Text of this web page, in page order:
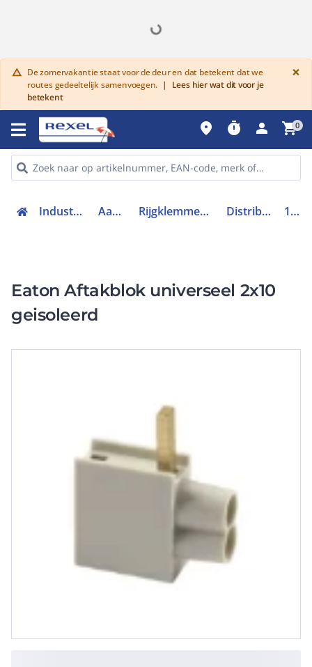
warning De zomervakantie staat voor de deur en dat betekent dat we
routes gedeeltelijk samenvoegen. |
Lees hier wat dit voor je
betekent
×
place timer person shopping_cart0
Industriele componenten Aansluittechniek Rijgklemmen, klemmen en toebehoren Distributie-klemmenblok 1015346
Eaton Aftakblok universeel 2x10
geisoleerd